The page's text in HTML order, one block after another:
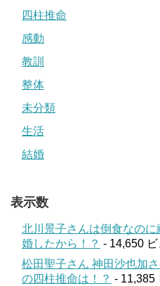
四柱推命
感動
教訓
整体
未分類
生活
結婚
表示数
北川景子さんは倒食なの
婚したから！？ - 14,650 ビ
松田聖子さん 神田沙也加
の四柱推命は！？ - 11,385